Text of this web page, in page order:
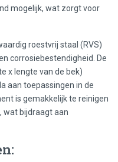
mogelijk, wat zorgt voor
roestvrij staal (RVS)
corrosiebestendigheid. De
x lengte van de bek)
aan toepassingen in de
is gemakkelijk te reinigen
wat bijdraagt aan